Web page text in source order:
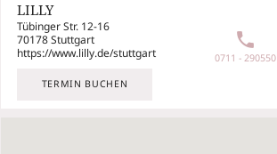
LILLY
Tübinger Str. 12-16
70178 Stuttgart
https://www.lilly.de/stuttgart
TERMIN BUCHEN
phone
0711 - 290550